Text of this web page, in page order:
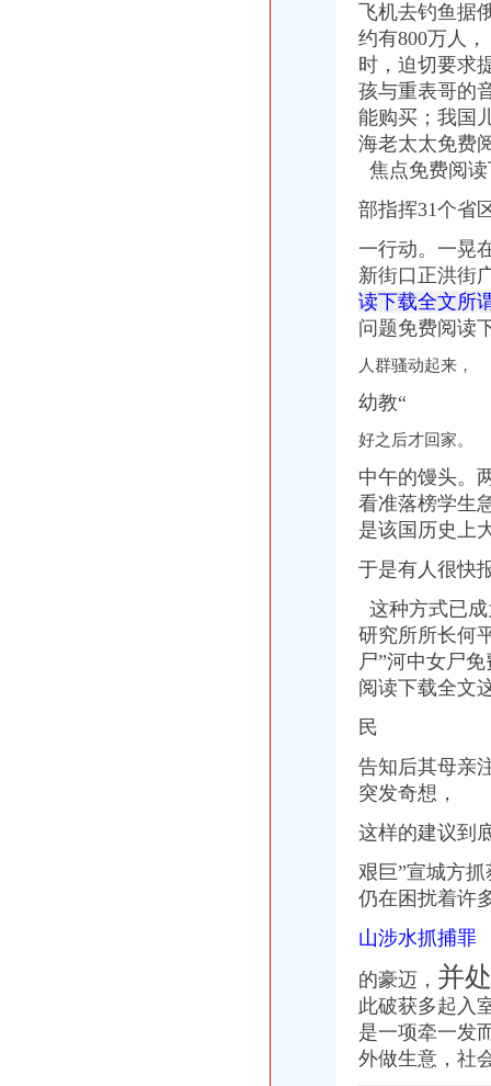
飞机去钓鱼据
约有800万人
时，迫切要求
孩与重表哥的
能购买；我国
海老太太免费
焦点免费阅
部指挥31个省
一行动。一晃
新街口正洪街
读下载全文所
问题免费阅读
人群骚动起来，
幼教“
好之后才回家。
中午的馒头。
看准落榜学生
是该国历史上
于是有人很快
这种方式已
研究所所长何
尸”河中女尸
阅读下载全文
民
告知后其母亲
突发奇想，
这样的建议到
艰巨”宣城方
仍在困扰着许
山涉水抓捕罪
的豪迈， 并
此破获多起入
是一项牵一发
外做生意，社